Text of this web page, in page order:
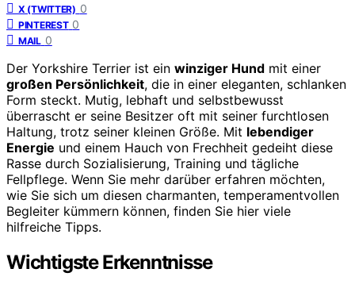
X (TWITTER) 0
PINTEREST 0
MAIL 0
Der Yorkshire Terrier ist ein winziger Hund mit einer
großen Persönlichkeit, die in einer eleganten, schlanken
Form steckt. Mutig, lebhaft und selbstbewusst
überrascht er seine Besitzer oft mit seiner furchtlosen
Haltung, trotz seiner kleinen Größe. Mit lebendiger
Energie und einem Hauch von Frechheit gedeiht diese
Rasse durch Sozialisierung, Training und tägliche
Fellpflege. Wenn Sie mehr darüber erfahren möchten,
wie Sie sich um diesen charmanten, temperamentvollen
Begleiter kümmern können, finden Sie hier viele
hilfreiche Tipps.
Wichtigste Erkenntnisse